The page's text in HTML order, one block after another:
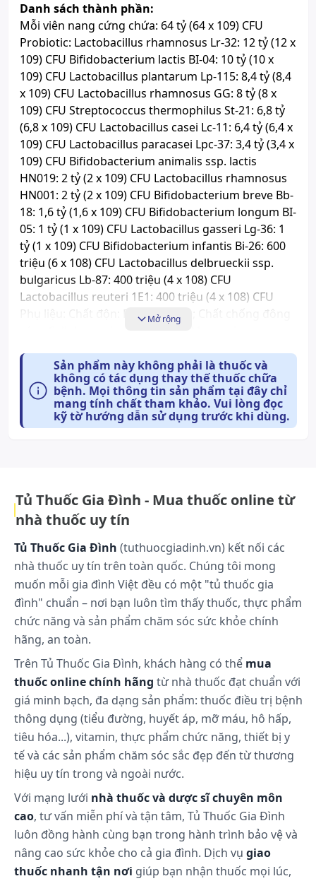
Danh sách thành phần:
Mỗi viên nang cứng chứa: 64 tỷ (64 x 109) CFU
Probiotic: Lactobacillus rhamnosus Lr-32: 12 tỷ (12 x
109) CFU Bifidobacterium lactis BI-04: 10 tỷ (10 x
109) CFU Lactobacillus plantarum Lp-115: 8,4 tỷ (8,4
x 109) CFU Lactobacillus rhamnosus GG: 8 tỷ (8 x
109) CFU Streptococcus thermophilus St-21: 6,8 tỷ
(6,8 x 109) CFU Lactobacillus casei Lc-11: 6,4 tỷ (6,4 x
109) CFU Lactobacillus paracasei Lpc-37: 3,4 tỷ (3,4 x
109) CFU Bifidobacterium animalis ssp. lactis
HN019: 2 tỷ (2 x 109) CFU Lactobacillus rhamnosus
HN001: 2 tỷ (2 x 109) CFU Bifidobacterium breve Bb-
18: 1,6 tỷ (1,6 x 109) CFU Bifidobacterium longum BI-
05: 1 tỷ (1 x 109) CFU Lactobacillus gasseri Lg-36: 1
tỷ (1 x 109) CFU Bifidobacterium infantis Bi-26: 600
triệu (6 x 108) CFU Lactobacillus delbrueckii ssp.
bulgaricus Lb-87: 400 triệu (4 x 108) CFU
Lactobacillus reuteri 1E1: 400 triệu (4 x 108) CFU
Phụ liệu: Chất độn: Polydextrose; Chất chống đông
Hypromellose, nước tinh khiết
Công dụng:
Bổ sung lợi khuẩn, giúp hệ vi sinh đường ruột khỏe
mạnh, tốt cho tiêu hóa và tăng cường sức đề
hoặc theo chỉ định của Bác sĩ.
Chưa có thông tin
Những lưu ý khi sử dụng:
Sản phẩm này không phải là thuốc và không có
tác dụng thay thế thuốc chữa bệnh. Đọc kỹ
hướng dẫn sử dụng trước khi dùng.
Cách bảo quản:
Bảo quản nơi khô thoáng ở nhiệt độ dưới 30 độ C.
Sử dụng hết trong vòng 3 tháng kể từ ngày mở nắp
sản phẩm.
Mở rộng
Sản phẩm này không phải là thuốc và
không có tác dụng thay thế thuốc chữa
bệnh. Mọi thông tin sản phẩm tại đây chỉ
mang tính chất tham khảo. Vui lòng đọc
kỹ tờ hướng dẫn sử dụng trước khi dùng.
Tủ Thuốc Gia Đình - Mua thuốc online từ
nhà thuốc uy tín
Tủ Thuốc Gia Đình (tuthuocgiadinh.vn) kết nối các
nhà thuốc uy tín trên toàn quốc. Chúng tôi mong
muốn mỗi gia đình Việt đều có một "tủ thuốc gia
đình" chuẩn – nơi bạn luôn tìm thấy thuốc, thực phẩm
chức năng và sản phẩm chăm sóc sức khỏe chính
hãng, an toàn.
Trên Tủ Thuốc Gia Đình, khách hàng có thể mua
thuốc online chính hãng từ nhà thuốc đạt chuẩn với
giá minh bạch, đa dạng sản phẩm: thuốc điều trị bệnh
thông dụng (tiểu đường, huyết áp, mỡ máu, hô hấp,
tiêu hóa...), vitamin, thực phẩm chức năng, thiết bị y
tế và các sản phẩm chăm sóc sắc đẹp đến từ thương
hiệu uy tín trong và ngoài nước.
Với mạng lưới nhà thuốc và dược sĩ chuyên môn
cao, tư vấn miễn phí và tận tâm, Tủ Thuốc Gia Đình
luôn đồng hành cùng bạn trong hành trình bảo vệ và
nâng cao sức khỏe cho cả gia đình. Dịch vụ giao
thuốc nhanh tận nơi giúp bạn nhận thuốc mọi lúc,